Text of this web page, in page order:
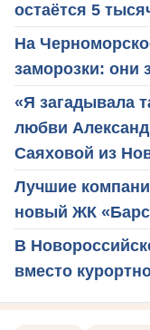
остаётся 5
На
заморозки: они
«Я загадывала
любви
Саяховой из
Лучшие
новый ЖК
В
вместо